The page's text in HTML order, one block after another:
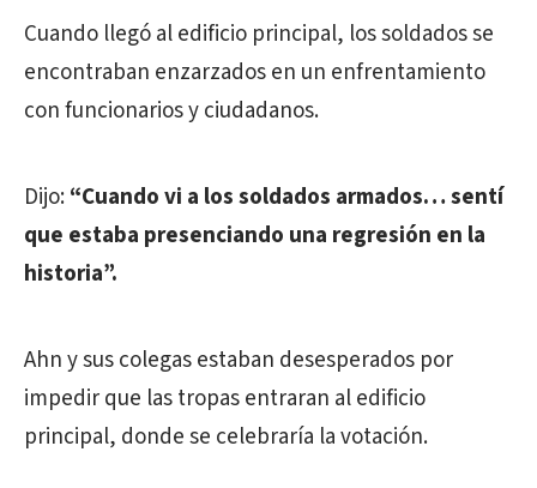
Cuando llegó al edificio principal, los soldados se
encontraban enzarzados en un enfrentamiento
con funcionarios y ciudadanos.
Dijo:“Cuando vi a los soldados armados… sentí
que estaba presenciando una regresión en la
historia”.
Ahn y sus colegas estaban desesperados por
impedir que las tropas entraran al edificio
principal, donde se celebraría la votación.